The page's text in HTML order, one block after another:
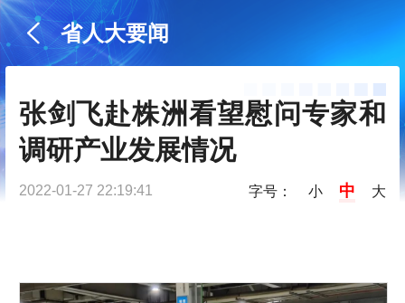
省人大要闻
张剑飞赴株洲看望慰问专家和
调研产业发展情况
2022-01-27 22:19:41 字号： 小 中 大